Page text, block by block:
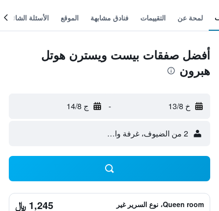
لمحة عن التقييمات فنادق مشابهة الموقع الأسئلة الشائعة
أفضل صفقات بيست ويسترن هوتل
هبرون
خ 13/8 - ج 14/8
2 من الضيوف، غرفة واحدة
Queen room، نوع السرير غير
1,245 ﷼